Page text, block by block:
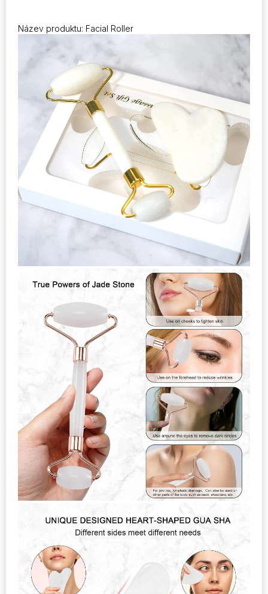
Název produktu: Facial Roller